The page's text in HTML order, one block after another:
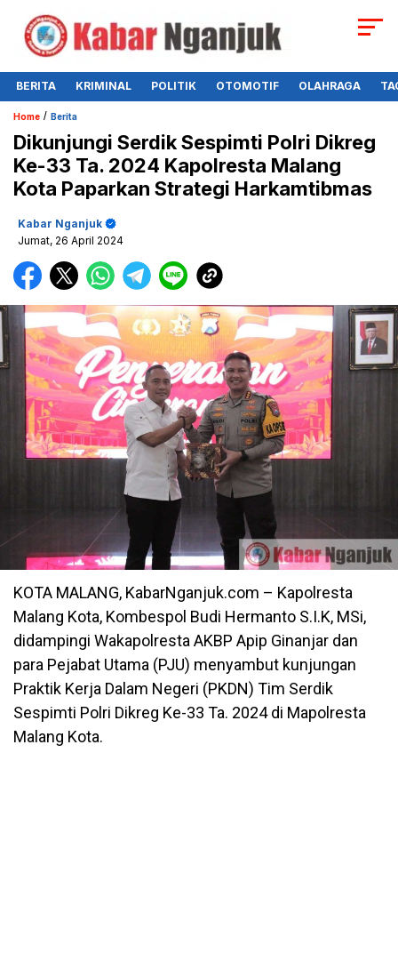
BERITA KRIMINAL POLITIK OTOMOTIF OLAHRAGA
Home / Berita
Dikunjungi Serdik Sespimti Polri Dikreg
Ke-33 Ta. 2024 Kapolresta Malang
Kota Paparkan Strategi Harkamtibmas
Kabar Nganjuk
Jumat, 26 April 2024
KOTA MALANG, KabarNganjuk.com – Kapolresta
Malang Kota, Kombespol Budi Hermanto S.I.K, MSi,
didampingi Wakapolresta AKBP Apip Ginanjar dan
para Pejabat Utama (PJU) menyambut kunjungan
Praktik Kerja Dalam Negeri (PKDN) Tim Serdik
Sespimti Polri Dikreg Ke-33 Ta. 2024 di Mapolresta
Malang Kota.